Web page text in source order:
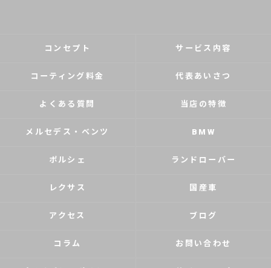
コンセプト サービス内容
コーティング料金 代表あいさつ
よくある質問 当店の特徴
メルセデス・ベンツ BMW
ポルシェ ランドローバー
レクサス 国産車
アクセス ブログ
コラム お問い合わせ